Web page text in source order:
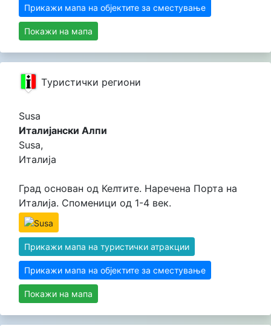
Прикажи мапа на објектите за сместување
Покажи на мапа
Tуристички региони
Susa
Италијански Алпи
Susa,
Италија
Град основан од Келтите. Наречена Порта на
Италија. Споменици од 1-4 век.
Прикажи мапа на туристички атракции
Прикажи мапа на објектите за сместување
Покажи на мапа